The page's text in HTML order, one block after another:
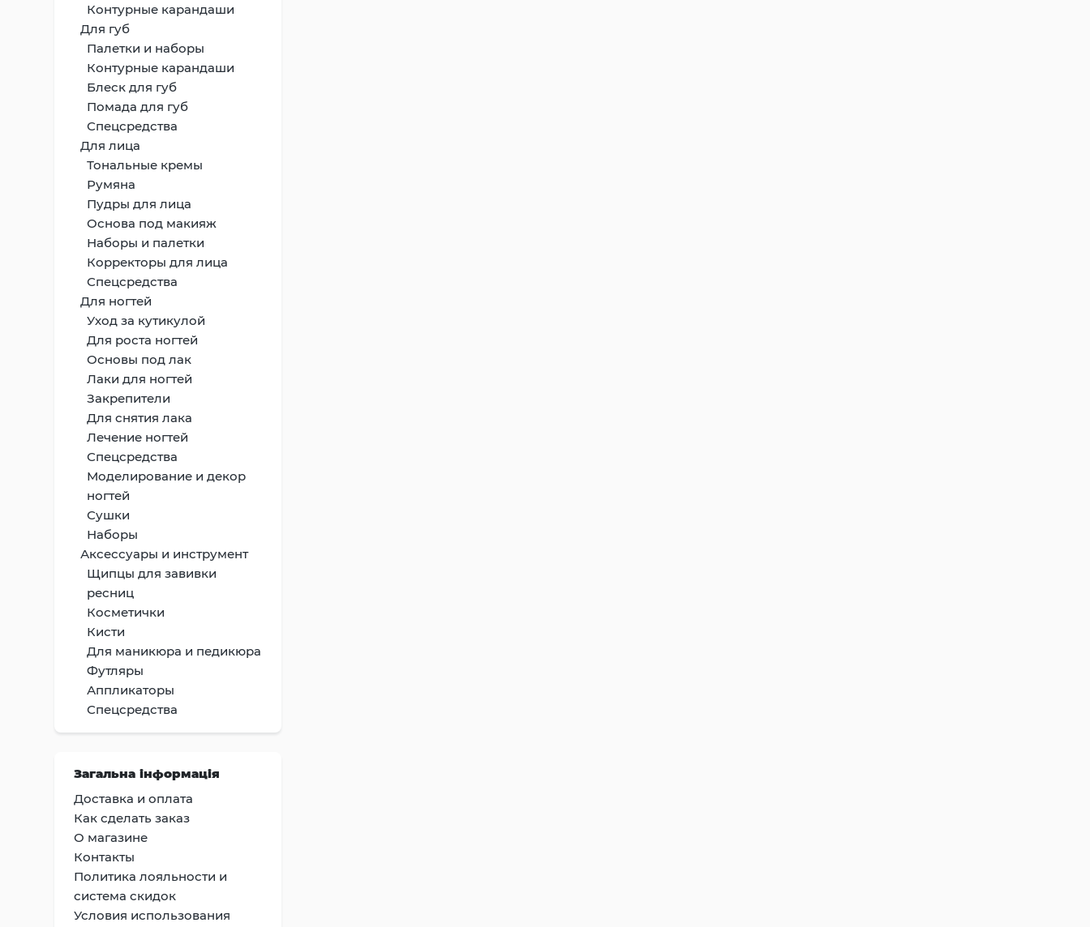
Контурные карандаши
Для губ
Палетки и наборы
Контурные карандаши
Блеск для губ
Помада для губ
Спецсредства
Для лица
Тональные кремы
Румяна
Пудры для лица
Основа под макияж
Наборы и палетки
Корректоры для лица
Спецсредства
Для ногтей
Уход за кутикулой
Для роста ногтей
Основы под лак
Лаки для ногтей
Закрепители
Для снятия лака
Лечение ногтей
Спецсредства
Моделирование и декор
ногтей
Сушки
Наборы
Аксессуары и инструмент
Щипцы для завивки
ресниц
Косметички
Кисти
Для маникюра и педикюра
Футляры
Аппликаторы
Спецсредства
Загальна інформація
Доставка и оплата
Как сделать заказ
О магазине
Контакты
Политика лояльности и
система скидок
Условия использования